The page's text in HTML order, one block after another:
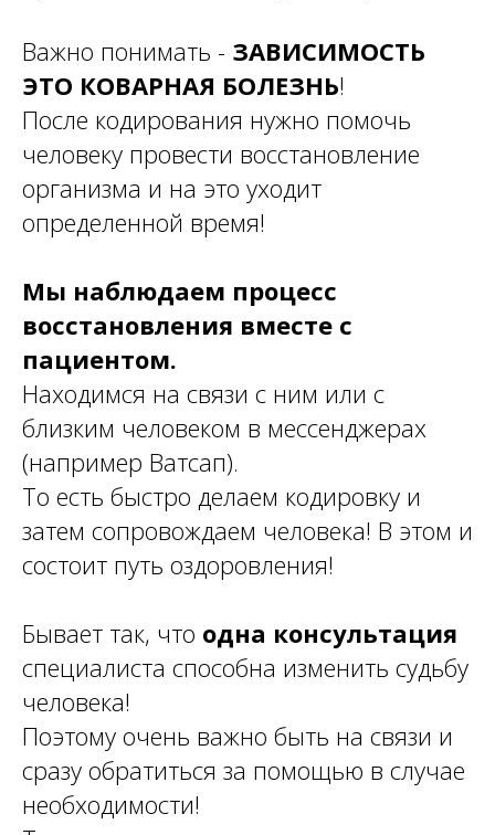
Важно понимать - ЗАВИСИМОСТЬ
ЭТО КОВАРНАЯ БОЛЕЗНЬ!
После кодирования нужно помочь
человеку провести восстановление
организма и на это уходит
определенной время!
Мы наблюдаем процесс
восстановления вместе с
пациентом.
Находимся на связи с ним или с
близким человеком в мессенджерах
(например Ватсап).
То есть быстро делаем кодировку и
затем сопровождаем человека! В этом и
состоит путь оздоровления!
Бывает так, что одна консультация
специалиста способна изменить судьбу
человека!
Поэтому очень важно быть на связи и
сразу обратиться за помощью в случае
необходимости!